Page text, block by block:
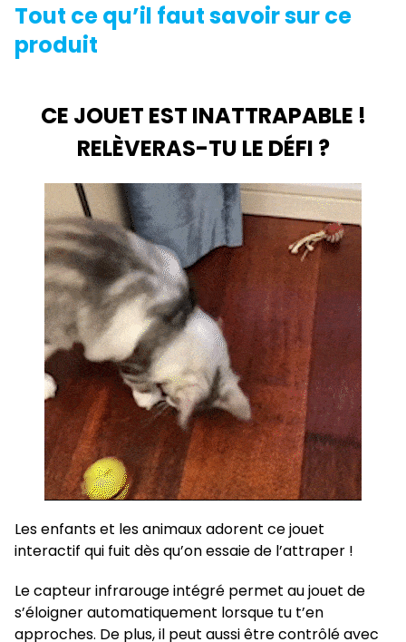
Tout ce qu’il faut savoir sur ce
produit
CE JOUET EST INATTRAPABLE !
RELÈVERAS-TU LE DÉFI ?
Les enfants et les animaux adorent ce jouet
interactif qui fuit dès qu’on essaie de l’attraper !
Le capteur infrarouge intégré permet au jouet de
s’éloigner automatiquement lorsque tu t’en
approches. De plus, il peut aussi être contrôlé avec